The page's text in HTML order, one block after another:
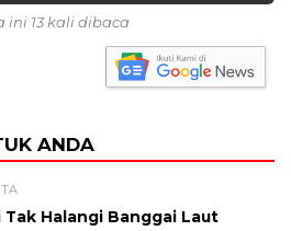
ini 13 kali dibaca
ANDA
Tak Halangi Banggai Laut